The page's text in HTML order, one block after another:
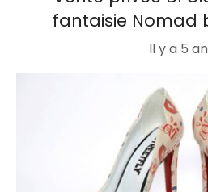
fantaisie Nomad
Il y a 5